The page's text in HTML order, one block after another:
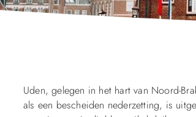
Uden, gelegen in het hart van Noord-
als een bescheiden nederzetting, is